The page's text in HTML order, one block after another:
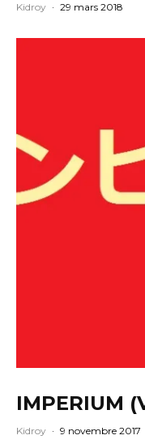
Kidroy · 29 mars 2018
IMPERIUM
Kidroy · 9 novembre 2017